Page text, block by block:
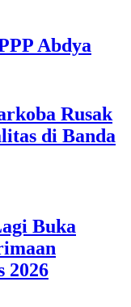
Abdya
Rusak
di Banda
Buka
2026